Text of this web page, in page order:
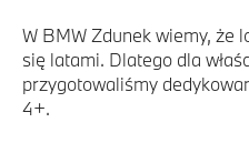
W BMW Zdunek wiemy, że
się latami. Dlatego dla
przygotowaliśmy
4+.